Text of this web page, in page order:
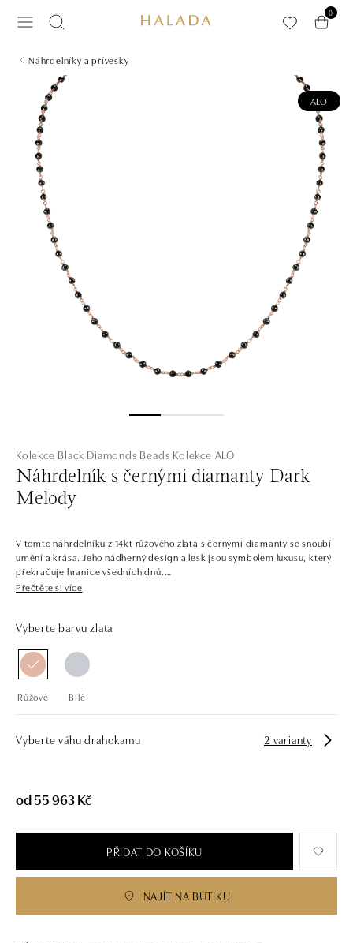
0
Náhrdelníky a přívěsky
ALO
Kolekce Black Diamonds Beads Kolekce ALO
Náhrdelník s černými diamanty Dark
Melody
V tomto náhrdelníku z 14kt růžového zlata s černými diamanty se snoubí
umění a krása. Jeho nádherný design a lesk jsou symbolem luxusu, který
překračuje hranice všedních dnů.
opatřen certifikátem pravosti a dodán v luxusním balení. Ať už vybíráte
námi pouze šperk, ale také chytrou investici.
Přečtěte si více
Vyberte barvu zlata
Růžové Bílé
Vyberte váhu drahokamu 2 varianty
od 55 963 Kč
PŘIDAT DO KOŠÍKU
NAJÍT NA BUTIKU